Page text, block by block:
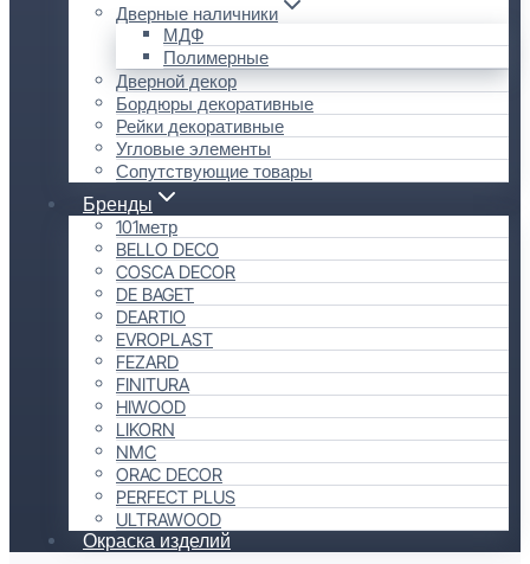
Дверные наличники
МДФ
Полимерные
Дверной декор
Бордюры декоративные
Рейки декоративные
Угловые элементы
Сопутствующие товары
Бренды
101метр
BELLO DECO
COSCA DECOR
DE BAGET
DEARTIO
EVROPLAST
FEZARD
FINITURA
HIWOOD
LIKORN
NMC
ORAC DECOR
PERFECT PLUS
ULTRAWOOD
Окраска изделий